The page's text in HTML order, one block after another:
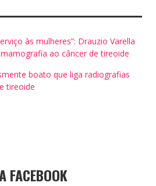
às mulheres”: Drauzio Varella
ao câncer de tireoide
boato que liga radiografias
tireoide
FACEBOOK